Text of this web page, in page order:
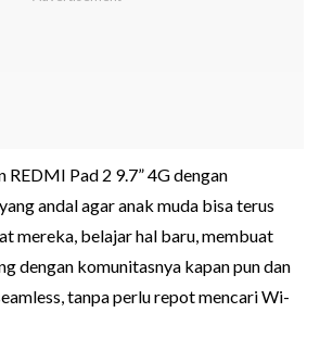
Pad 2 9.7” 4G dengan
andal agar anak muda bisa terus
mereka, belajar hal baru, membuat
dengan komunitasnya kapan pun dan
tanpa perlu repot mencari Wi-